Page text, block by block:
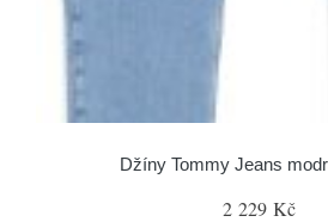
Džíny Tommy Jeans
2 229 Kč